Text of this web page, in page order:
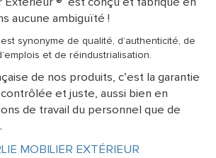
Extérieur ® est conçu et fabriqué en
aucune ambiguïté !
synonyme de qualité, d’authenticité, de
et de réindustrialisation.
de nos produits, c’est la garantie
et juste, aussi bien en
de travail du personnel que de
MOBILIER EXTÉRIEUR